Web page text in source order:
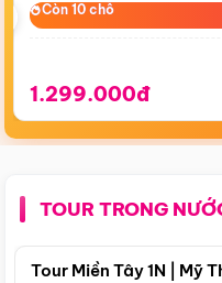
Còn 10 chỗ
Còn 10 chỗ
1.299.000đ
TOUR TRONG
Tour Miền Tây 1N | Mỹ